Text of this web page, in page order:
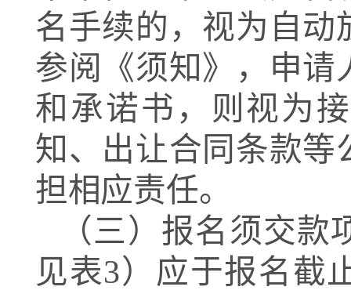
名手续的，视为自动
参阅《须知》，申请
和承诺书，则视为
知、出让合同条款等
担相应责任。
（三）报名须交
见表3）应于报名截